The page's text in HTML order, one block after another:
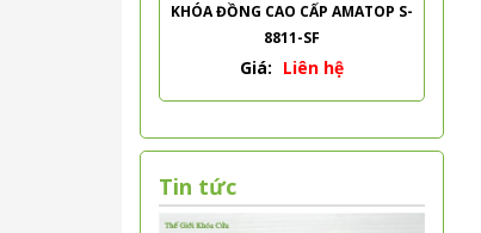
KHÓA ĐỒNG CAO CẤP AMATOP S-
8811-SF
Giá: Liên hệ
Tin tức